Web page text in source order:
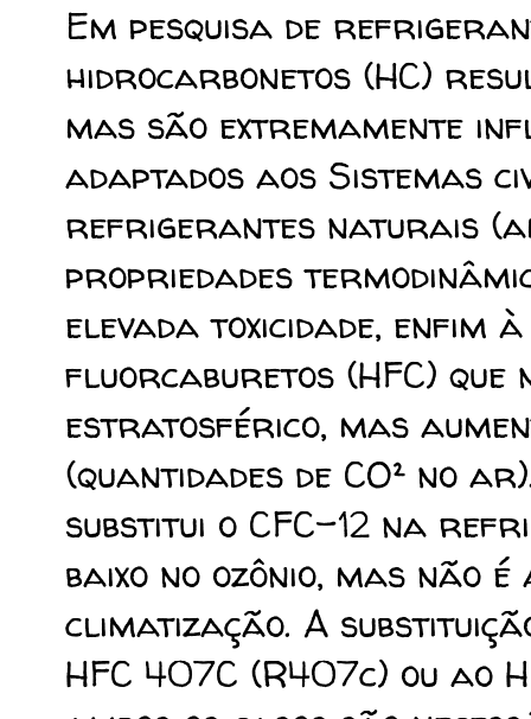
Em pesquisa de
hidrocarbonetos (HC)
mas são extremamente
adaptados aos Sistemas
refrigerantes naturais
propriedades
elevada toxicidade, enfim
fluorcaburetos (HFC) que
estratosférico, mas
(quantidades de CO² no
substitui o CFC-12 na
baixo no ozônio, mas não
climatização. A
HFC 407C (R407c) ou ao